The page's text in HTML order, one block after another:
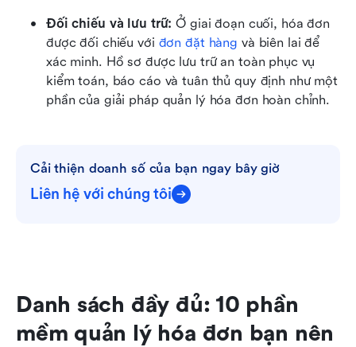
Đối chiếu và lưu trữ: Ở giai đoạn cuối, hóa đơn
được đối chiếu với đơn đặt hàng và biên lai để
xác minh. Hồ sơ được lưu trữ an toàn phục vụ
kiểm toán, báo cáo và tuân thủ quy định như một
phần của giải pháp quản lý hóa đơn hoàn chỉnh.
Cải thiện doanh số của bạn ngay bây giờ
Liên hệ với chúng tôi
Danh sách đầy đủ: 10 phần
mềm quản lý hóa đơn bạn nên